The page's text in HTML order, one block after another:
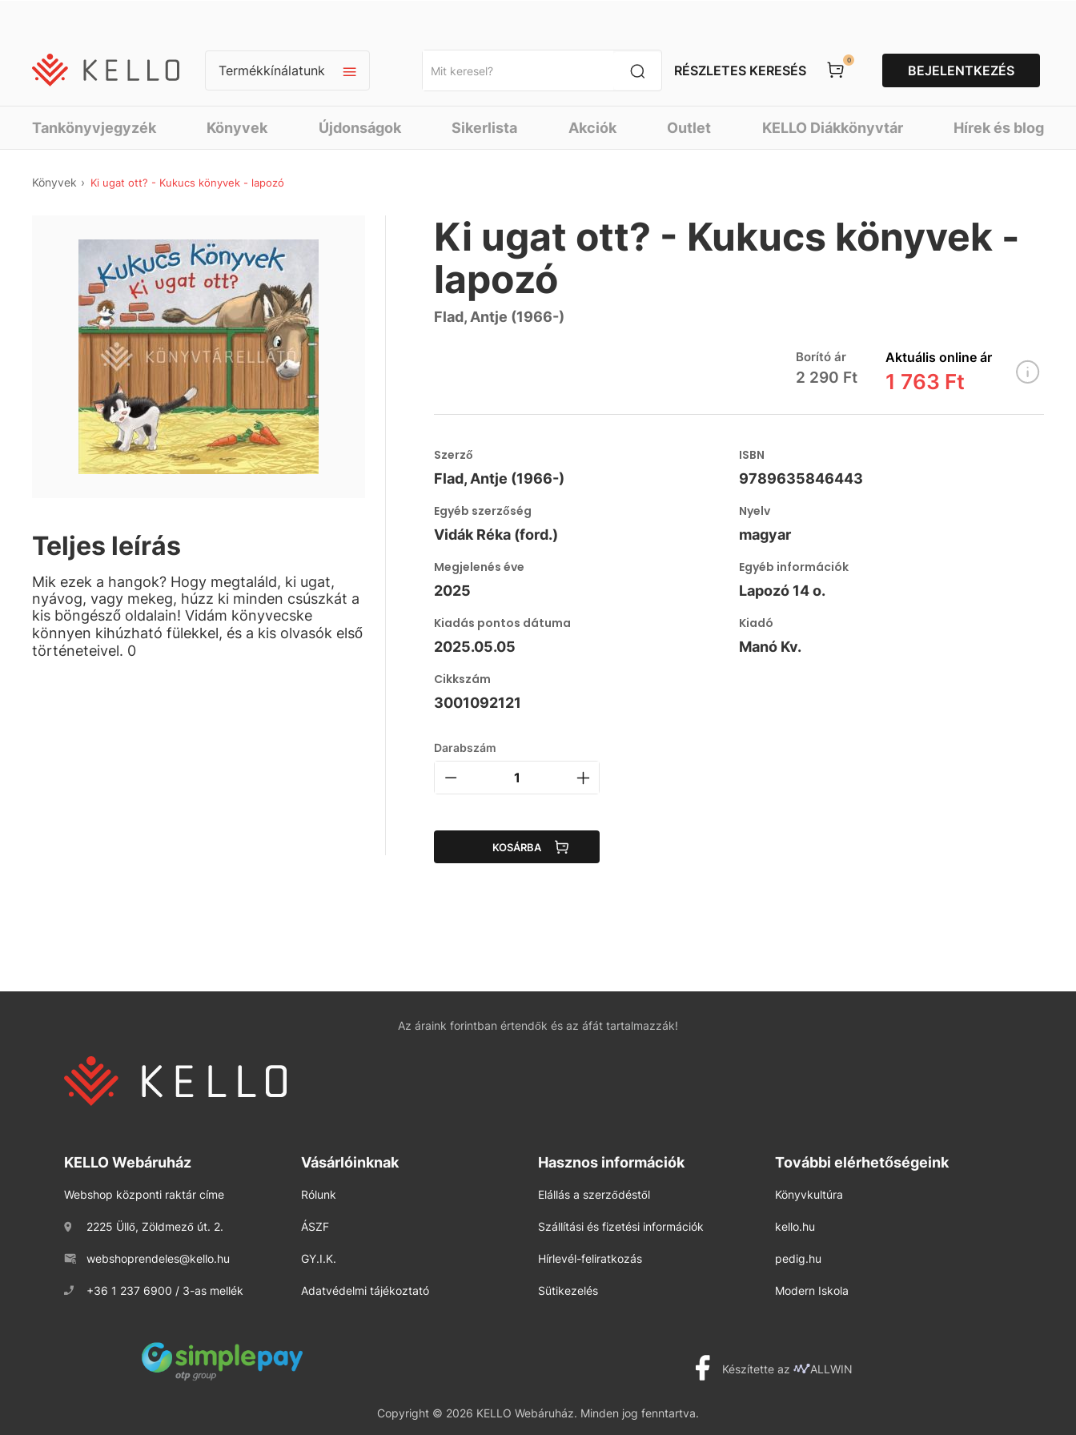
Termékkínálatunk RÉSZLETES KERESÉS
0
BEJELENTKEZÉS
Tankönyvjegyzék Könyvek Újdonságok Sikerlista Akciók Outlet KELLO Diákkönyvtár Hírek és blog
Könyvek Ki ugat ott? - Kukucs könyvek - lapozó
Teljes leírás
Mik ezek a hangok? Hogy megtaláld, ki ugat,
nyávog, vagy mekeg, húzz ki minden csúszkát a
kis böngésző oldalain! Vidám könyvecske
könnyen kihúzható fülekkel, és a kis olvasók első
történeteivel. 0
Ki ugat ott? - Kukucs könyvek -
lapozó
Flad, Antje (1966-)
Borító ár
2 290 Ft
Aktuális online ár
1 763 Ft
Szerző
Flad, Antje (1966-)
ISBN
9789635846443
Egyéb szerzőség
Vidák Réka (ford.)
Nyelv
magyar
Megjelenés éve
2025
Egyéb információk
Lapozó 14 o.
Kiadás pontos dátuma
2025.05.05
Kiadó
Manó Kv.
Cikkszám
3001092121
Darabszám
KOSÁRBA
Az áraink forintban értendők és az áfát tartalmazzák!
KELLO Webáruház
Webshop központi raktár címe
2225 Üllő, Zöldmező út. 2.
webshoprendeles@kello.hu
+36 1 237 6900 / 3-as mellék
Vásárlóinknak
Rólunk
ÁSZF
GY.I.K.
Adatvédelmi tájékoztató
Hasznos információk
Elállás a szerződéstől
Szállítási és fizetési információk
Hírlevél-feliratkozás
Sütikezelés
További elérhetőségeink
Könyvkultúra
kello.hu
pedig.hu
Modern Iskola
Készítette az ALLWIN
Copyright © 2026 KELLO Webáruház. Minden jog fenntartva.